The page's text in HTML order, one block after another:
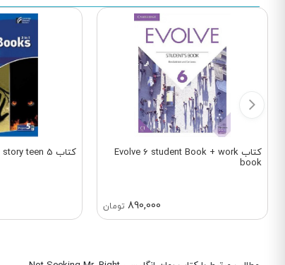
کتاب Evolve 6 student Book + work
book
890,000 تومان
کتاب project story teen 5